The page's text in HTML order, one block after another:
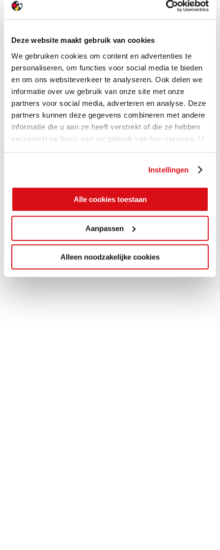
Deze website maakt gebruik van cookies
We gebruiken cookies om content en advertenties te
personaliseren, om functies voor social media te bieden
en om ons websiteverkeer te analyseren. Ook delen we
informatie over uw gebruik van onze site met onze
partners voor social media, adverteren en analyse. Deze
partners kunnen deze gegevens combineren met andere
informatie die u aan ze heeft verstrekt of die ze hebben
verzameld op basis van uw gebruik van hun services. U
gaat akkoord met onze cookies als u onze website blijft
Instellingen
Alle cookies toestaan
Aanpassen
Alleen noodzakelijke cookies